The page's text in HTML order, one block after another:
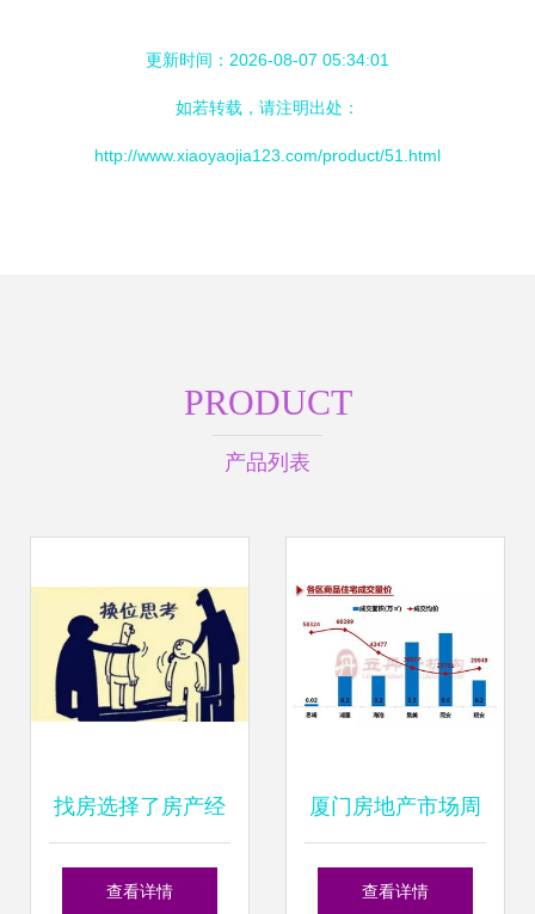
更新时间：2026-08-07 05:34:01
如若转载，请注明出处：
http://www.xiaoyaojia123.com/product/51.html
PRODUCT
产品列表
找房选择了房产经
纪人，就请尊重他
查看详情
厦门房地产市场周
报 房地产经纪服务
查看详情